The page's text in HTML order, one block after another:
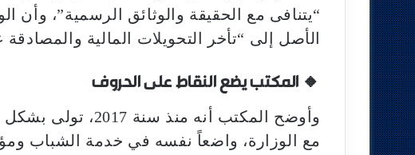
“يتنافى مع الحقيقة والوثائق الرسمية”، وأن
الأصل إلى “تأخر التحويلات المالية
🔸 المكتب يضع النقاط على الحروف
وأوضح المكتب أنه
مع الوزارة، واضعاً نفسه في خدمة الشباب